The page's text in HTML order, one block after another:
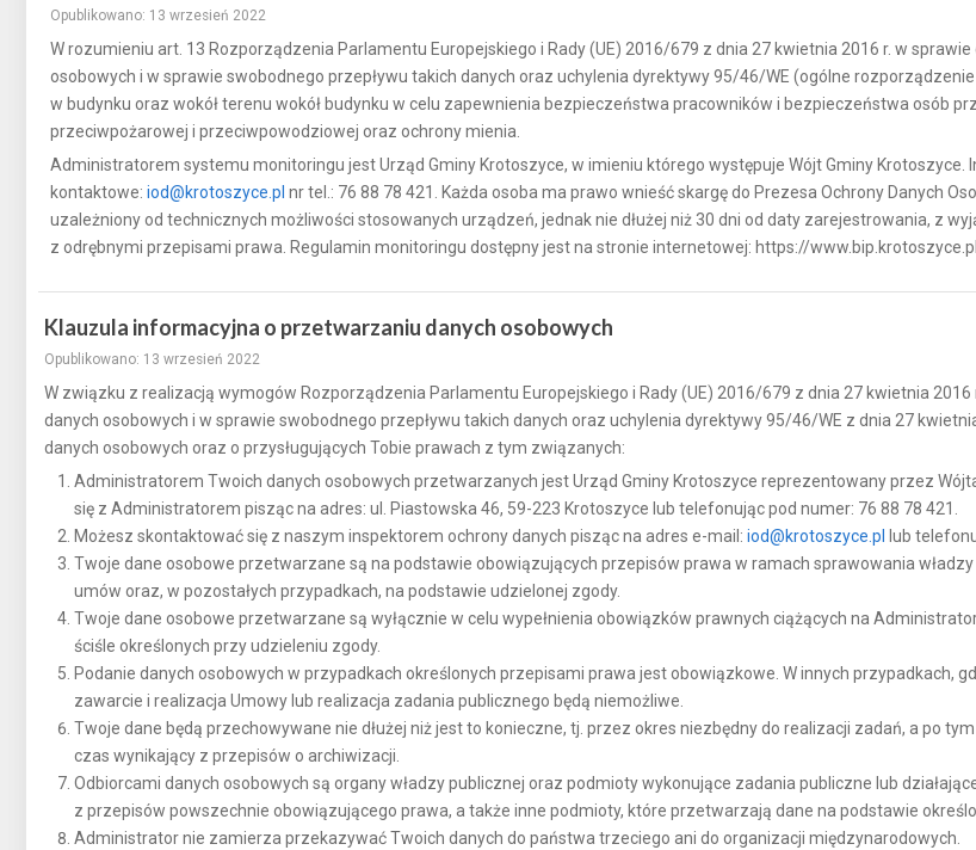
Opublikowano: 13 wrzesień 2022
W rozumieniu art. 13 Rozporządzenia Parlamentu Europejskiego i Rady (UE) 2016/679 z dnia 27 kwietnia 2016 r. w
osobowych i w sprawie swobodnego przepływu takich danych oraz uchylenia dyrektywy 95/46/WE (ogólne
w budynku oraz wokół terenu wokół budynku w celu zapewnienia bezpieczeństwa pracowników i bezpieczeństwa osób
przeciwpożarowej i przeciwpowodziowej oraz ochrony mienia.
Administratorem systemu monitoringu jest Urząd Gminy Krotoszyce, w imieniu którego występuje Wójt Gminy Krotoszyce.
kontaktowe: iod@krotoszyce.pl nr tel.: 76 88 78 421. Każda osoba ma prawo wnieść skargę do Prezesa Ochrony Danych
uzależniony od technicznych możliwości stosowanych urządzeń, jednak nie dłużej niż 30 dni od daty zarejestrowania, z
z odrębnymi przepisami prawa. Regulamin monitoringu dostępny jest na stronie internetowej: https://www.bip.krotoszyce.pl
Klauzula informacyjna o przetwarzaniu danych osobowych
Opublikowano: 13 wrzesień 2022
W związku z realizacją wymogów Rozporządzenia Parlamentu Europejskiego i Rady (UE) 2016/679 z dnia 27 kwietnia
danych osobowych i w sprawie swobodnego przepływu takich danych oraz uchylenia dyrektywy 95/46/WE z dnia 27
danych osobowych oraz o przysługujących Tobie prawach z tym związanych:
Administratorem Twoich danych osobowych przetwarzanych jest Urząd Gminy Krotoszyce reprezentowany przez
się z Administratorem pisząc na adres: ul. Piastowska 46, 59-223 Krotoszyce lub telefonując pod numer: 76 88 78 421.
Możesz skontaktować się z naszym inspektorem ochrony danych pisząc na adres e-mail: iod@krotoszyce.pl
lub
Twoje dane osobowe przetwarzane są na podstawie obowiązujących przepisów prawa w ramach sprawowania
umów oraz, w pozostałych przypadkach, na podstawie udzielonej zgody.
Twoje dane osobowe przetwarzane są wyłącznie w celu wypełnienia obowiązków prawnych ciążących na
ściśle określonych przy udzieleniu zgody.
Podanie danych osobowych w przypadkach określonych przepisami prawa jest obowiązkowe. W innych przypadkach,
zawarcie i realizacja Umowy lub realizacja zadania publicznego będą niemożliwe.
Twoje dane będą przechowywane nie dłużej niż jest to konieczne, tj. przez okres niezbędny do realizacji zadań, a po
czas wynikający z przepisów o archiwizacji.
Odbiorcami danych osobowych są organy władzy publicznej oraz podmioty wykonujące zadania publiczne lub
z przepisów powszechnie obowiązującego prawa, a także inne podmioty, które przetwarzają dane na podstawie
Administrator nie zamierza przekazywać Twoich danych do państwa trzeciego ani do organizacji międzynarodowych.